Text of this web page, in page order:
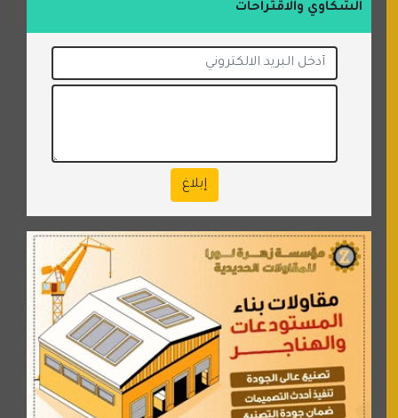
الشكاوي والاقتراحات
إبلاغ